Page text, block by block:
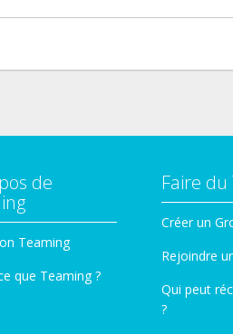
de
Teaming
que Teaming ?
Faire
Créer un
Rejoindre
Qui peut
?